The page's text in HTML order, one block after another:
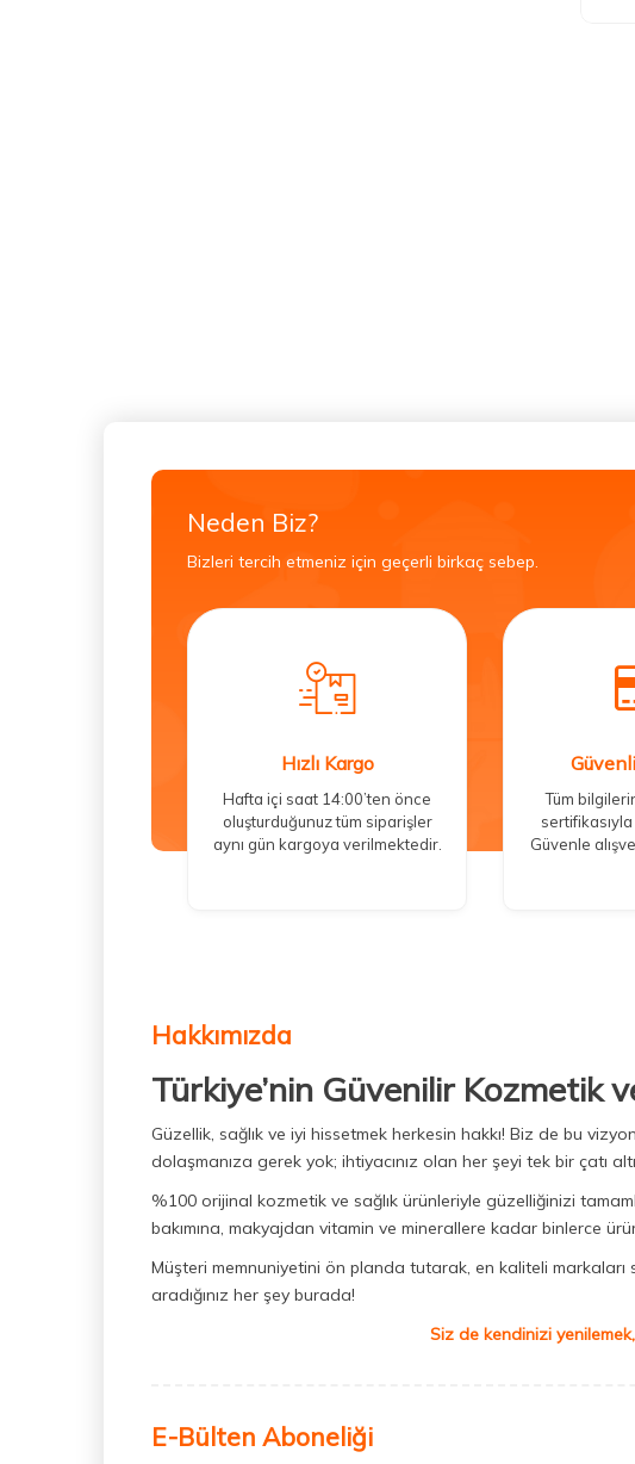
Neden Biz?
Bizleri tercih etmeniz için geçerli birkaç sebep.
Hızlı Kargo
Hafta içi saat 14:00’ten önce
oluşturduğunuz tüm siparişler
aynı gün kargoya verilmektedir.
Tüm
Güvenle
Hakkımızda
Türkiye’nin Güvenilir Kozmetik
Güzellik, sağlık ve iyi hissetmek herkesin hakkı! Biz de bu
dolaşmanıza gerek yok; ihtiyacınız olan her şeyi tek bir çatı
%100 orijinal kozmetik ve sağlık ürünleriyle güzelliğinizi
bakımına, makyajdan vitamin ve minerallere kadar binlerce
Müşteri memnuniyetini ön planda tutarak, en kaliteli
aradığınız her şey burada!
Siz de kendinizi
E-Bülten Aboneliği